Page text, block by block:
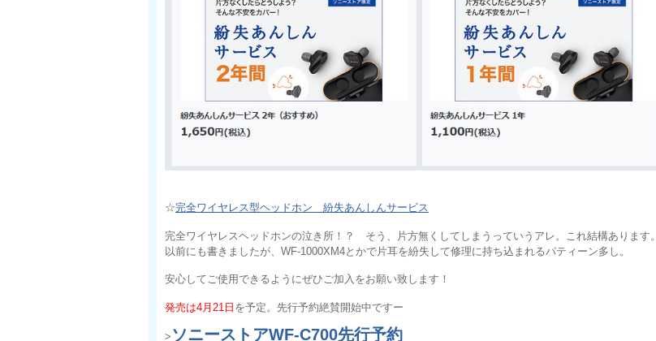
☆完全ワイヤレス型ヘッドホン 紛失あんしんサービス
完全ワイヤレスヘッドホンの泣き所！？ そう、片方無くしてしまうっていうアレ。これ結構あります。
以前にも書きましたが、WF-1000XM4とかで片耳を紛失して修理に持ち込まれるパティーン多し。
安心してご使用できるようにぜひご加入をお願い致します！
発売は4月21日 を予定。先行予約絶賛開始中ですー
> ソニーストアWF-C700先行予約